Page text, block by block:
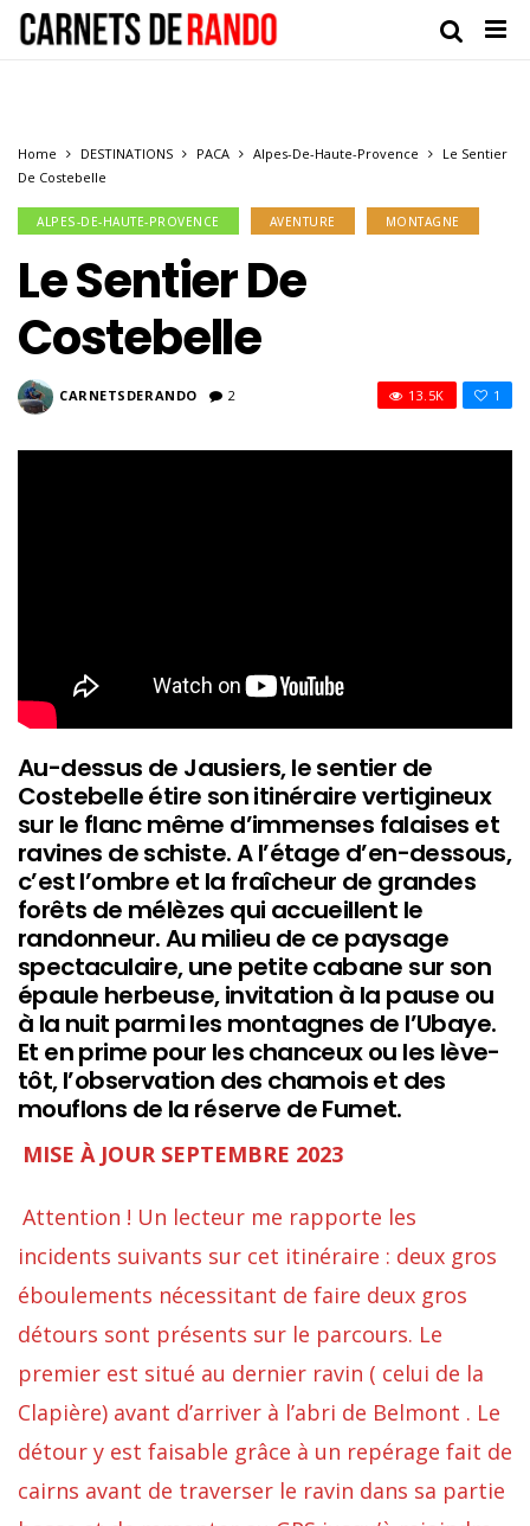
Home DESTINATIONS PACA Alpes-De-Haute-Provence
Le Sentier
De Costebelle
ALPES-DE-HAUTE-PROVENCE AVENTURE MONTAGNE
Le Sentier De
Costebelle
CARNETSDERANDO 2 1
13.5K
Au-dessus de Jausiers, le sentier de
Costebelle étire son itinéraire vertigineux
sur le flanc même d’immenses falaises et
ravines de schiste. A l’étage d’en-dessous,
c’est l’ombre et la fraîcheur de grandes
forêts de mélèzes qui accueillent le
randonneur. Au milieu de ce paysage
spectaculaire, une petite cabane sur son
épaule herbeuse, invitation à la pause ou
à la nuit parmi les montagnes de l’Ubaye.
Et en prime pour les chanceux ou les lève-
tôt, l’observation des chamois et des
mouflons de la réserve de Fumet.
MISE À JOUR SEPTEMBRE 2023
Attention ! Un lecteur me rapporte les
incidents suivants sur cet itinéraire : deux gros
éboulements nécessitant de faire deux gros
détours sont présents sur le parcours. Le
premier est situé au dernier ravin ( celui de la
Clapière) avant d’arriver à l’abri de Belmont . Le
détour y est faisable grâce à un repérage fait de
cairns avant de traverser le ravin dans sa partie